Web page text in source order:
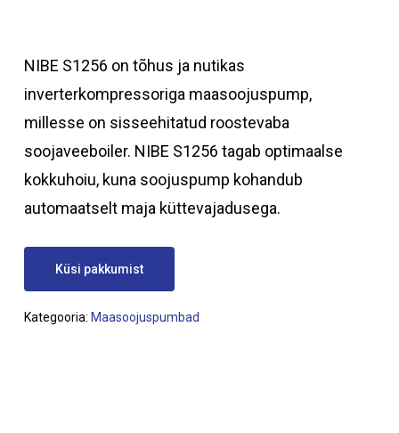
NIBE S1256 on tõhus ja nutikas
inverterkompressoriga maasoojuspump,
millesse on sisseehitatud roostevaba
soojaveeboiler. NIBE S1256 tagab optimaalse
kokkuhoiu, kuna soojuspump kohandub
automaatselt maja küttevajadusega.
Küsi pakkumist
Kategooria: Maasoojuspumbad